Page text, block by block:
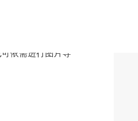
速将图片上传并
制。
依需进行图片导